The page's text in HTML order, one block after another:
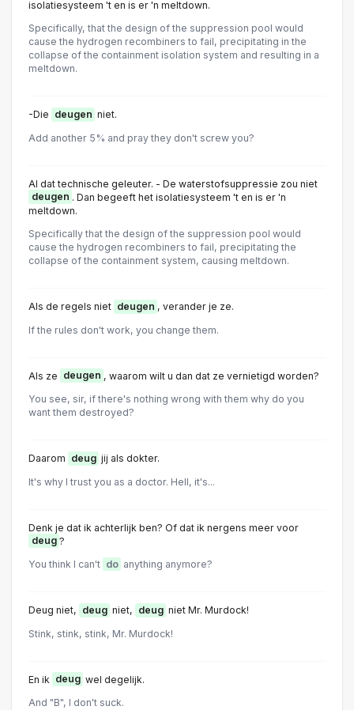
isolatiesysteem 't en is er 'n meltdown.
Specifically, that the design of the suppression pool would
cause the hydrogen recombiners to fail, precipitating in the
collapse of the containment isolation system and resulting in a
meltdown.
-Die deugen niet.
Add another 5% and pray they don't screw you?
Al dat technische geleuter. - De waterstofsuppressie zou niet
deugen . Dan begeeft het isolatiesysteem 't en is er 'n
meltdown.
Specifically that the design of the suppression pool would
cause the hydrogen recombiners to fail, precipitating the
collapse of the containment system, causing meltdown.
Als de regels niet deugen , verander je ze.
If the rules don't work, you change them.
Als ze deugen , waarom wilt u dan dat ze vernietigd worden?
You see, sir, if there's nothing wrong with them why do you
want them destroyed?
Daarom deug jij als dokter.
It's why I trust you as a doctor. Hell, it's...
Denk je dat ik achterlijk ben? Of dat ik nergens meer voor
deug ?
You think I can't do anything anymore?
Deug niet, deug niet, deug niet Mr. Murdock!
Stink, stink, stink, Mr. Murdock!
En ik deug wel degelijk.
And "B", I don't suck.